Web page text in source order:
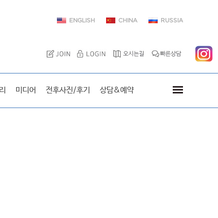
ENGLISH CHINA RUSSIA
미디어 전후사진/후기 상담&예약